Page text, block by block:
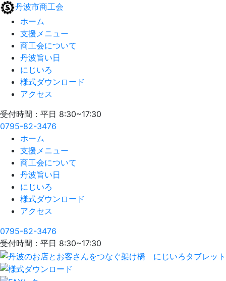
丹波市商工会
ホーム
支援メニュー
商工会について
丹波旨い日
にじいろ
様式ダウンロード
アクセス
受付時間：平日 8:30~17:30
0795-82-3476
ホーム
支援メニュー
商工会について
丹波旨い日
にじいろ
様式ダウンロード
アクセス
0795-82-3476
受付時間：平日 8:30~17:30